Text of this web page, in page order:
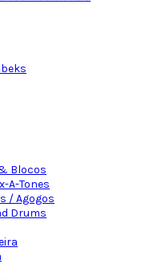
Blocos
A-Tones
/ Agogos
Drums